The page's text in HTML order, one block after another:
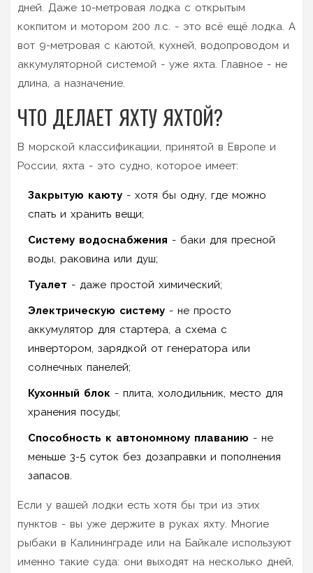
дней. Даже 10-метровая лодка с открытым
кокпитом и мотором 200 л.с. - это всё ещё лодка. А
вот 9-метровая с каютой, кухней, водопроводом и
аккумуляторной системой - уже яхта. Главное - не
длина, а назначение.
ЧТО ДЕЛАЕТ ЯХТУ ЯХТОЙ?
В морской классификации, принятой в Европе и
России, яхта - это судно, которое имеет:
Закрытую каюту - хотя бы одну, где можно
спать и хранить вещи;
Систему водоснабжения - баки для пресной
воды, раковина или душ;
Туалет - даже простой химический;
Электрическую систему - не просто
аккумулятор для стартера, а схема с
инвертором, зарядкой от генератора или
солнечных панелей;
Кухонный блок - плита, холодильник, место для
хранения посуды;
Способность к автономному плаванию - не
меньше 3-5 суток без дозаправки и пополнения
запасов.
Если у вашей лодки есть хотя бы три из этих
пунктов - вы уже держите в руках яхту. Многие
рыбаки в Калининграде или на Байкале используют
именно такие суда: они выходят на несколько дней,